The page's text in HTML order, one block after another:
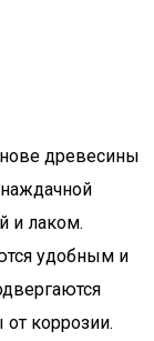
древесины
и лаком.
удобным и
коррозии.